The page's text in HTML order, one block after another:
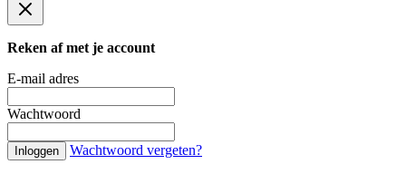
Reken af met je account
E-mail adres
Wachtwoord
Inloggen Wachtwoord vergeten?